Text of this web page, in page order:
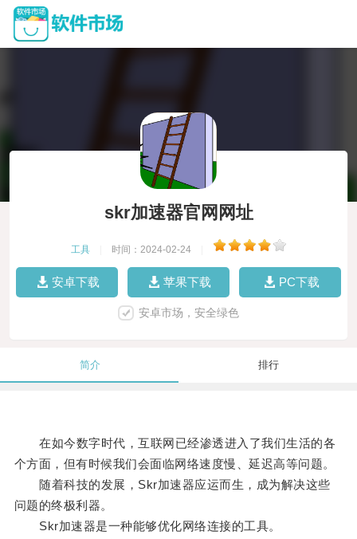
skr加速器官网网址
工具 时间：2024-02-24
安卓下载 苹果下载 PC下载
安卓市场，安全绿色
简介 排行
在如今数字时代，互联网已经渗透进入了我们生活的各
个方面，但有时候我们会面临网络速度慢、延迟高等问题。
随着科技的发展，Skr加速器应运而生，成为解决这些
问题的终极利器。
Skr加速器是一种能够优化网络连接的工具。